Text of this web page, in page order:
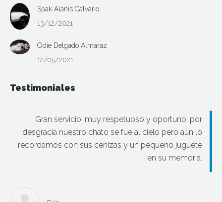
Spak Alanis Calvario
13/12/2021
Odie Delgado Almaraz
12/05/2021
Testimoniales
Gran servicio, muy respetuoso y oportuno, por
desgracia nuestro chato se fue al cielo pero aún lo
recordamos con sus cenizas y un pequeño juguete
en su memoria.